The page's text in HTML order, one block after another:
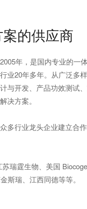
的供应商
年，是国内专业的一
业20年多年。从广泛多
与开发、产品功效测试
决方案。
多行业龙头企业建立合
苏瑞霆生物 、美国
斯瑞、江西同德等等。